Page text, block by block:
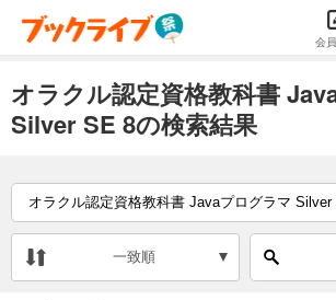
会
オラクル認定資格教科書
Silver SE 8の検索結果
一致順